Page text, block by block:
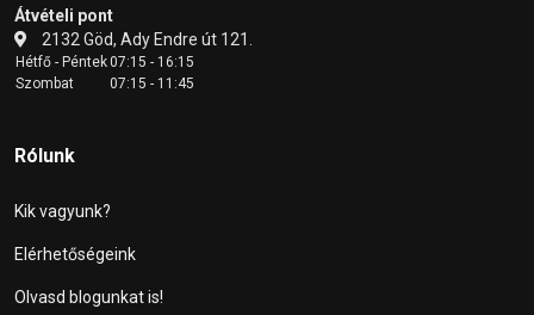
Átvételi pont
2132 Göd, Ady Endre út 121.
Hétfő - Péntek07:15 - 16:15
Szombat
07:15 - 11:45
Rólunk
Kik vagyunk?
Elérhetőségeink
Olvasd blogunkat is!